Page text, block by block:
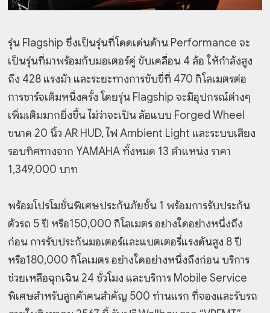
รุ่น Flagship ซึ่งเป็นรุ่นที่โดดเด่นด้าน Performance จะ
เป็นรุ่นที่มาพร้อมกับมอเตอร์คู่ ขับเคลื่อน 4 ล้อ ให้กำลังสูง
ถึง 428 แรงม้า และระยะทางการขับขี่ที่ 470 กิโลเมตรต่อ
การชาร์จเต็มหนึ่งครั้ง โดยรุ่น Flagship จะมีอุปกรณ์ต่างๆ
เพิ่มเติมมากยิ่งขึ้น ไม่ว่าจะเป็น ล้อแบบ Forged Wheel
ขนาด 20 นิ้ว AR HUD, ไฟ Ambient Light และระบบเสียง
รอบทิศทางจาก YAMAHA ทั้งหมด 13 ตำแหน่ง ราคา
1,349,000 บาท
พร้อมโปรโมชั่นพิเศษประกันภัยชั้น 1 พร้อมการรับประกัน
ตัวรถ 5 ปี หรือ150,000 กิโลเมตร อย่างใดอย่างหนึ่งถึง
ก่อน การรับประกันมอเตอร์และแบตเตอรี่แรงดันสูง 8 ปี
หรือ180,000 กิโลเมตร อย่างใดอย่างหนึ่งถึงก่อน บริการ
ช่วยเหลือฉุกเฉิน 24 ชั่วโมง และบริการ Mobile Service
พิเศษสำหรับลูกค้าคนสำคัญ 500 ท่านแรก ที่จองและรับรถ